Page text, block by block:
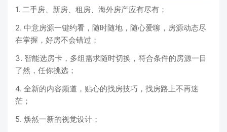
1. 二手房、新房、租房、海外房产应有尽有；
2. 中意房源一键约看，随时随地，随心爱聊，房源动态尽
在掌握，好房不会错过；
3. 智能选房卡，多组需求随时切换，符合条件的房源一目
了然，任你挑选；
4. 全新的内容频道，贴心的找房技巧，找房路上不再迷
茫；
5. 焕然一新的视觉设计；